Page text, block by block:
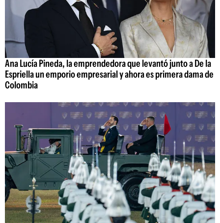
Ana Lucía Pineda, la emprendedora que levantó junto a De la
Espriella un emporio empresarial y ahora es primera dama de
Colombia